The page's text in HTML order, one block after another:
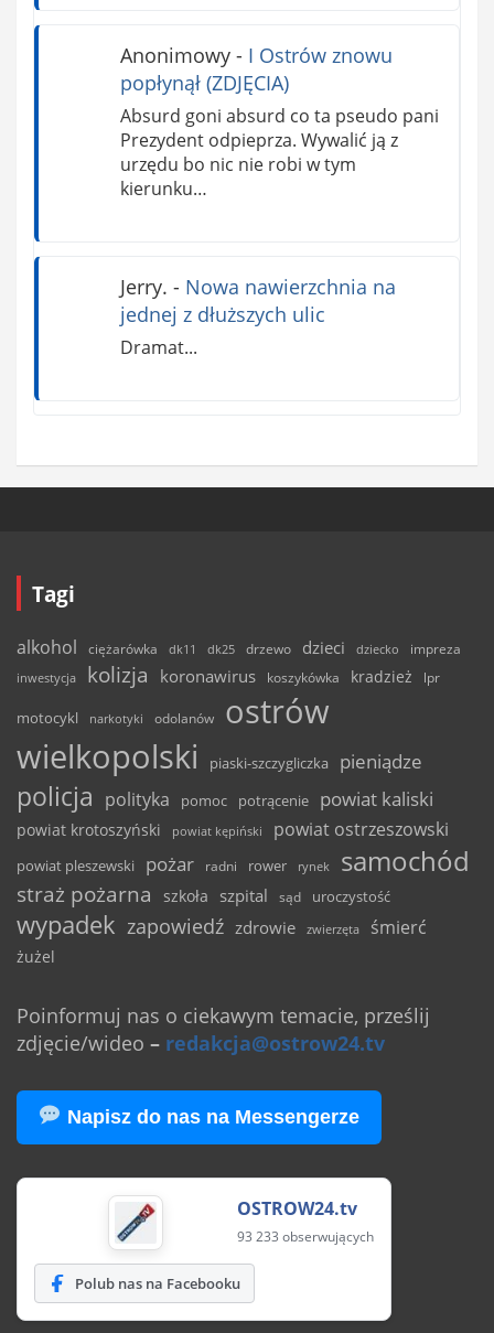
Anonimowy- I Ostrów znowu
popłynął (ZDJĘCIA)
Absurd goni absurd co ta pseudo pani
Prezydent odpieprza. Wywalić ją z
urzędu bo nic nie robi w tym
kierunku…
Jerry. - Nowa nawierzchnia na
jednej z dłuższych ulic
Dramat...
Tagi
alkohol ciężarówka dk11 dk25 drzewo dzieci dziecko
impreza
inwestycja
kolizja koronawirus koszykówka kradzież lpr
motocykl narkotyki odolanów
ostrów
wielkopolski
piaski-szczygliczka pieniądze
policja polityka pomoc potrącenie powiat kaliski
powiat krotoszyński powiat kępiński powiat ostrzeszowski
powiat pleszewski pożar radni rower rynek samochód
straż pożarna szkoła szpital sąd uroczystość
wypadek zapowiedź zdrowie zwierzęta śmierć
żużel
Poinformuj nas o ciekawym temacie, prześlij
zdjęcie/wideo – redakcja@ostrow24.tv
Napisz do nas na Messengerze
OSTROW24.tv
93 233 obserwujących
Polub nas na Facebooku